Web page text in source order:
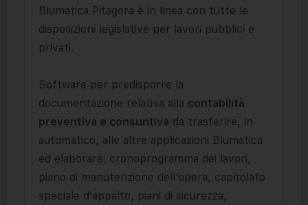
Blumatica Pitagora è in linea con tutte le
disposizioni legislative per lavori pubblici e
privati.
Software per predisporre la
documentazione relativa alla contabilità
preventiva e consuntiva da trasferire, in
automatico, alle altre applicazioni Blumatica
ed elaborare: cronoprogramma dei lavori,
piano di manutenzione dell’opera, capitolato
speciale d’appalto, piani di sicurezza,